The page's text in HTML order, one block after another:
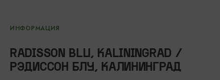
ИНФОРМАЦИЯ
RADISSON BLU, KALININGRAD /
РЭДИССОН БЛУ, КАЛИНИНГРАД